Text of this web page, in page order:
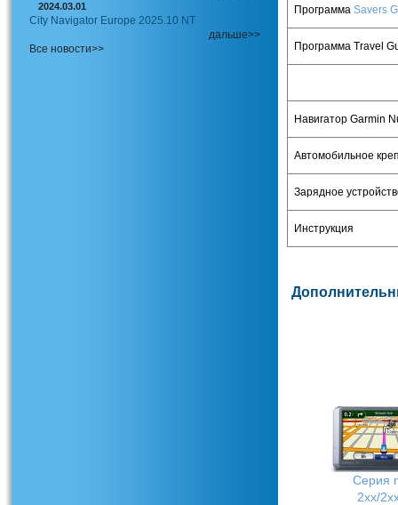
2024.03.01
City Navigator Europe 2025.10 NT
дальше>>
Все новости>>
ПрограммаSavers
ПрограммаTravel
НавигаторGarmin
Автомобильное
Зарядное
Инструкция
Серия
2хх/